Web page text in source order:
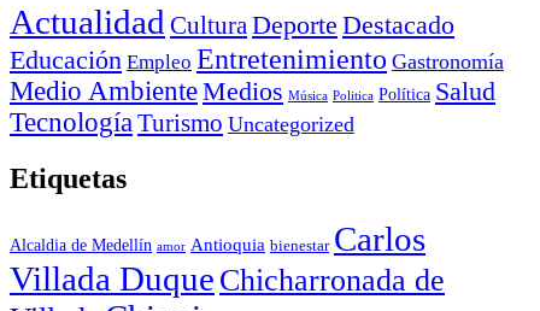
Actualidad CulturaDeporte Destacado
Educación Empleo Entretenimiento Gastronomía
Medio AmbienteMedios Música Politica Política Salud
Tecnología Turismo Uncategorized
Etiquetas
Alcaldia de Medellín amor Antioquia bienestar Carlos
Villada Duque Chicharronada de